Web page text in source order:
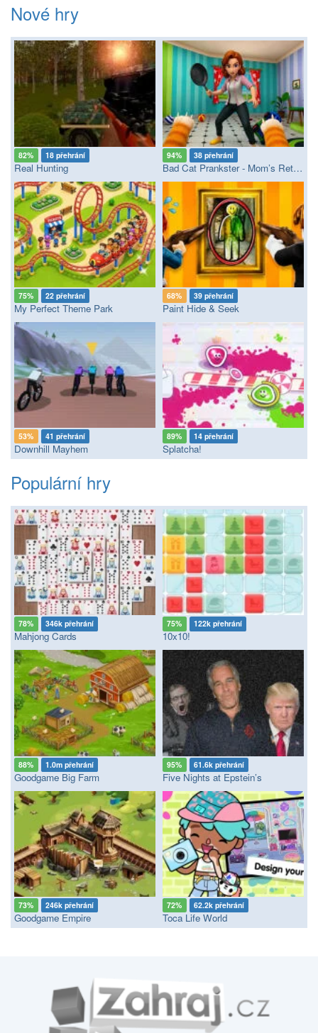
Nové hry
82% 18 přehrání
Real Hunting
94% 38 přehrání
Bad Cat Prankster - Mom’s Return
75% 22 přehrání
My Perfect Theme Park
68% 39 přehrání
Paint Hide & Seek
53% 41 přehrání
Downhill Mayhem
89% 14 přehrání
Splatcha!
Populární hry
78% 346k přehrání
Mahjong Cards
75% 122k přehrání
10x10!
88% 1.0m přehrání
Goodgame Big Farm
95% 61.6k přehrání
Five Nights at Epstein’s
73% 246k přehrání
Goodgame Empire
72% 62.2k přehrání
Toca Life World